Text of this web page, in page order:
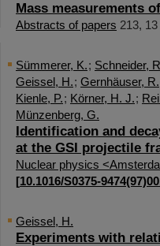
Mass measurements
Abstracts of papers 213, 13
Sümmerer, K.; Schneider,
Geissel, H.; Gernhäuser, R.
Kienle, P.; Körner, H. J.;
Münzenberg, G.
Identification and
at the GSI projectile
Nuclear physics
[10.1016/S0375-
Geissel, H.
Experiments with